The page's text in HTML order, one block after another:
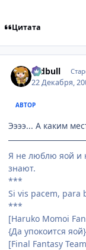
Цитата
redbull
22 Декабря,
АВТОР
Ээээ... А каким
Я не люблю яой и
знают.
***
Si vis pacem, para
***
[Haruko Momoi
{Да упокоится
[Final Fantasy